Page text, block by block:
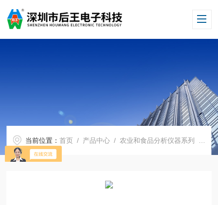
当前位置：首页 / 产品中心 / 农业和食品分析仪器系列 药